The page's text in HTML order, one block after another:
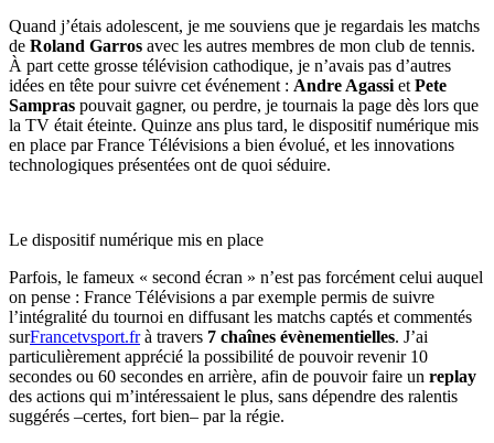
Quand j’étais adolescent, je me souviens que je regardais les matchs
de Roland Garros avec les autres membres de mon club de tennis.
À part cette grosse télévision cathodique, je n’avais pas d’autres
idées en tête pour suivre cet événement : Andre Agassi et Pete
Sampras pouvait gagner, ou perdre, je tournais la page dès lors que
la TV était éteinte. Quinze ans plus tard, le dispositif numérique mis
en place par France Télévisions a bien évolué, et les innovations
technologiques présentées ont de quoi séduire.
Le dispositif numérique mis en place
Parfois, le fameux « second écran » n’est pas forcément celui auquel
on pense : France Télévisions a par exemple permis de suivre
l’intégralité du tournoi en diffusant les matchs captés et commentés
surFrancetvsport.frà travers 7 chaînes évènementielles. J’ai
particulièrement apprécié la possibilité de pouvoir revenir 10
secondes ou 60 secondes en arrière, afin de pouvoir faire un replay
des actions qui m’intéressaient le plus, sans dépendre des ralentis
suggérés –certes, fort bien– par la régie.